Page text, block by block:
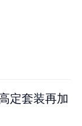
定套装再加